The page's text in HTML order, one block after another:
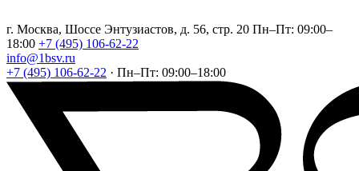
г. Москва, Шоссе Энтузиастов, д. 56, стр. 20 Пн–Пт: 09:00–
18:00 +7 (495) 106-62-22
info@1bsv.ru
+7 (495) 106-62-22 · Пн–Пт: 09:00–18:00